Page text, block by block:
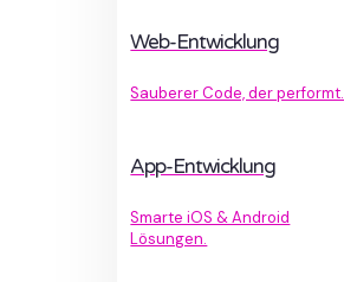
Web-Entwicklung
Sauberer Code, der performt.
App-Entwicklung
Smarte iOS & Android
Lösungen.